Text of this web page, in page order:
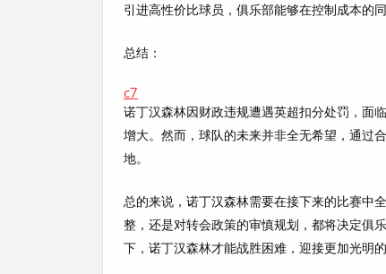
引进高性价比球员，俱乐部能够在控制成本的
总结：
c7
诺丁汉森林因财政违规遭遇英超扣分处罚，面
增大。然而，球队的未来并非全无希望，通过
地。
总的来说，诺丁汉森林需要在接下来的比赛中
整，还是对转会政策的审慎规划，都将决定俱
下，诺丁汉森林才能战胜困难，迎接更加光明的